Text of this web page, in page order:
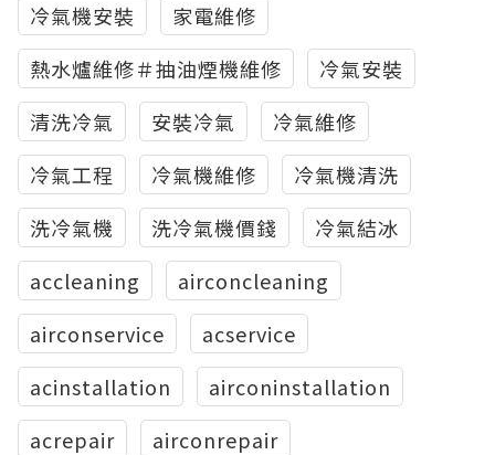
冷氣機安裝
家電維修
熱水爐維修＃抽油煙機維修
冷氣安裝
清洗冷氣
安裝冷氣
冷氣維修
冷氣工程
冷氣機維修
冷氣機清洗
洗冷氣機
洗冷氣機價錢
冷氣結冰
accleaning
airconcleaning
airconservice
acservice
acinstallation
airconinstallation
acrepair
airconrepair